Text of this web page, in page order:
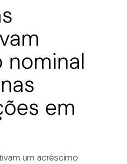
nominal
em
um acréscimo